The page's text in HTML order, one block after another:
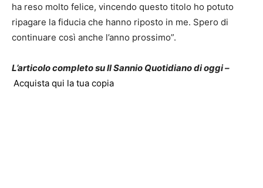
ha reso molto felice, vincendo questo titolo ho potuto
ripagare la fiducia che hanno riposto in me. Spero di
continuare così anche l’anno prossimo”.
L’articolo completo su Il Sannio Quotidiano di oggi –
Acquista qui la tua copia